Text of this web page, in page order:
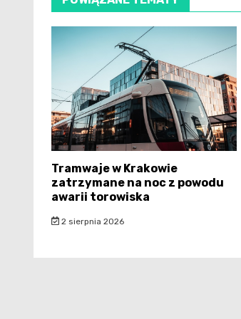
Tramwaje w Krakowie
zatrzymane na noc z powodu
awarii torowiska
2 sierpnia 2026